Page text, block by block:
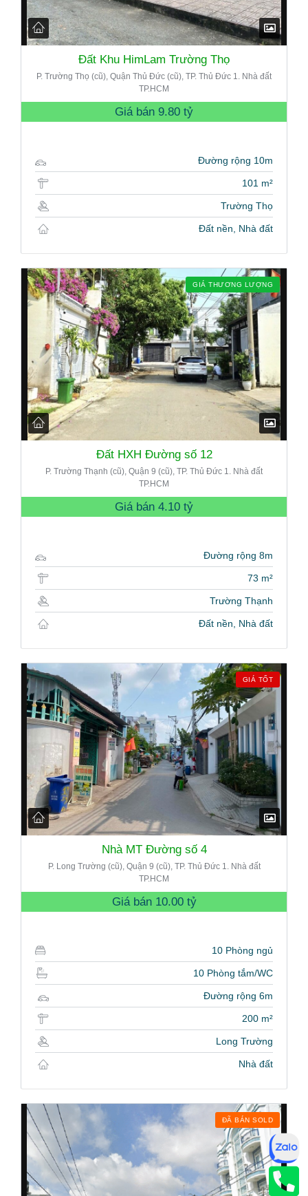
Đất Khu HimLam Trường Thọ
P. Trường Thọ (cũ), Quận Thủ Đức (cũ), TP. Thủ Đức 1. Nhà đất
TP.HCM
Giá bán 9.80 tỷ
Đường rộng 10m
101 m²
Trường Thọ
Đất nền, Nhà đất
GIÁ THƯƠNG LƯỢNG
Đất HXH Đường số 12
P. Trường Thạnh (cũ), Quận 9 (cũ), TP. Thủ Đức 1. Nhà đất
TP.HCM
Giá bán 4.10 tỷ
Đường rộng 8m
73 m²
Trường Thạnh
Đất nền, Nhà đất
GIÁ TỐT
Nhà MT Đường số 4
P. Long Trường (cũ), Quận 9 (cũ), TP. Thủ Đức 1. Nhà đất
TP.HCM
Giá bán 10.00 tỷ
10 Phòng ngủ
10 Phòng tắm/WC
Đường rộng 6m
200 m²
Long Trường
Nhà đất
ĐÃ BÁN SOLD